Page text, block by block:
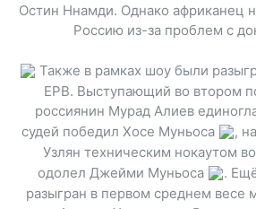
Остин Ннамди. Однако африканец
Россию из-за проблем с
Также в рамках шоу были
ЕРВ. Выступающий во втором
россиянин Мурад Алиев
судей победил Хосе Муньоса
,
Узлян техническим нокаутом
одолел Джейми Муньоса
.
разыгран в первом среднем весе